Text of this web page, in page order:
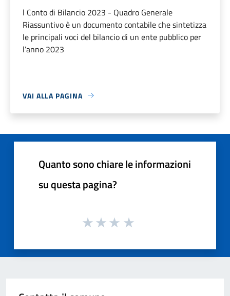
l Conto di Bilancio 2023 - Quadro Generale
Riassuntivo è un documento contabile che sintetizza
le principali voci del bilancio di un ente pubblico per
l’anno 2023
VAI ALLA PAGINA
Quanto sono chiare le informazioni
su questa pagina?